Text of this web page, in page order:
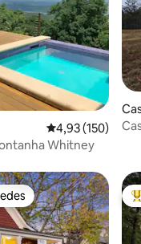
avaliações
4,93 de uma
4,93 (150)
Whitney
dos hóspedes